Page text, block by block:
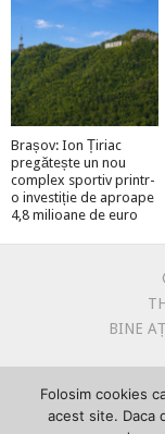
Brașov: Ion Țiriac
pregătește un nou
complex sportiv printr-
o investiție de aproape
4,8 milioane de euro
BINE
PRIMEȘTI
Folosim cookies
acest site. Daca